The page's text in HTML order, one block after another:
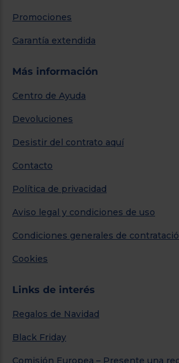
Promociones
Garantía extendida
Más información
Centro de Ayuda
Devoluciones
Desistir del contrato aquí
Contacto
Política de privacidad
Aviso legal y condiciones de uso
Condiciones generales de
Cookies
Links de interés
Regalos de Navidad
Black Friday
Comisión Europea – Presente una